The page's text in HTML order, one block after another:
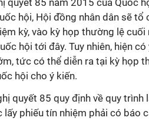
quyết 85 năm 2015 của Quốc
hội, Hội đồng nhân dân sẽ tổ
kỳ, vào kỳ họp thường lệ cuối
hội tới đây. Tuy nhiên, hiện
tức có thể diễn ra tại kỳ họp
hội cho ý kiến.
quyết 85 quy định về quy trình
phiếu tín nhiệm phải có báo